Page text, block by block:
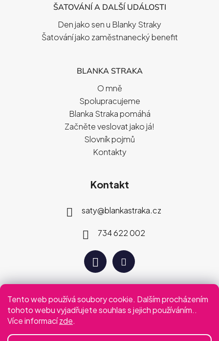
Tento web používá soubory cookie. Dalším procházením
tohoto webu vyjadřujete souhlas s jejich používáním..
Více informacízde.
ŠATOVÁNÍ A DALŠÍ UDÁLOSTI
Den jako sen u Blanky Straky
Šatování jako zaměstnanecký benefit
BLANKA STRAKA
O mně
Spolupracujeme
Blanka Straka pomáhá
Začněte veslovat jako já!
Slovník pojmů
Kontakty
Kontakt
saty@blankastraka.cz
734 622 002
Plaťte jak vám vyhovuje